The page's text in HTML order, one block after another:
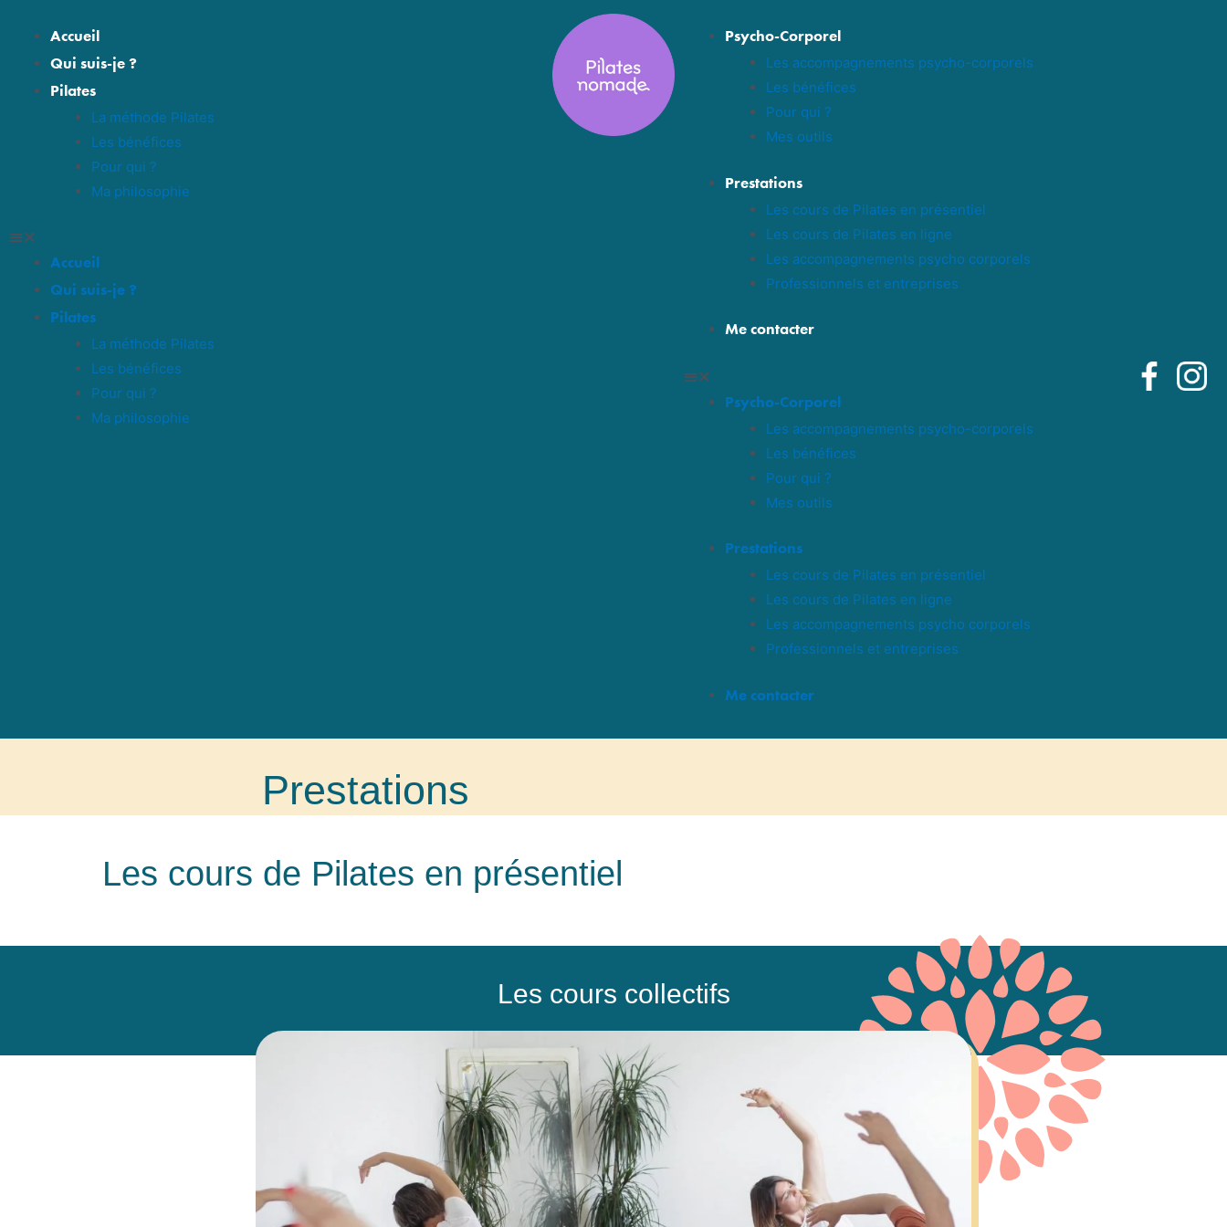
Accueil
Qui suis-je ?
Pilates
La méthode Pilates
Les bénéfices
Pour qui ?
Ma philosophie
Accueil
Qui suis-je ?
Pilates
La méthode Pilates
Les bénéfices
Pour qui ?
Ma philosophie
Psycho-Corporel
Les accompagnements psycho-corporels
Les bénéfices
Pour qui ?
Mes outils
Prestations
Les cours de Pilates en présentiel
Les cours de Pilates en ligne
Les accompagnements psycho corporels
Professionnels et entreprises
Me contacter
Psycho-Corporel
Les accompagnements psycho-corporels
Les bénéfices
Pour qui ?
Mes outils
Prestations
Les cours de Pilates en présentiel
Les cours de Pilates en ligne
Les accompagnements psycho corporels
Professionnels et entreprises
Me contacter
Prestations
Les cours de Pilates en présentiel
Les cours collectifs